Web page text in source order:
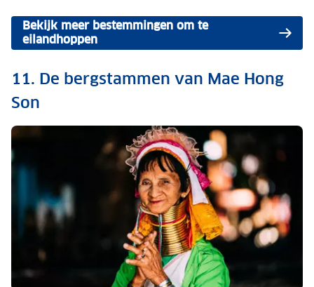
Bekijk meer bestemmingen om te
eilandhoppen
11. De bergstammen van Mae Hong
Son